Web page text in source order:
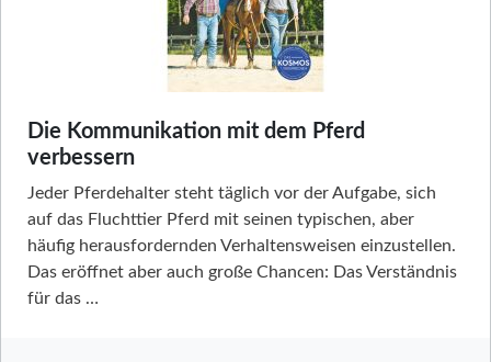
Die Kommunikation mit dem Pferd
verbessern
Jeder Pferdehalter steht täglich vor der Aufgabe, sich
auf das Fluchttier Pferd mit seinen typischen, aber
häufig herausfordernden Verhaltensweisen einzustellen.
Das eröffnet aber auch große Chancen: Das Verständnis
für das …